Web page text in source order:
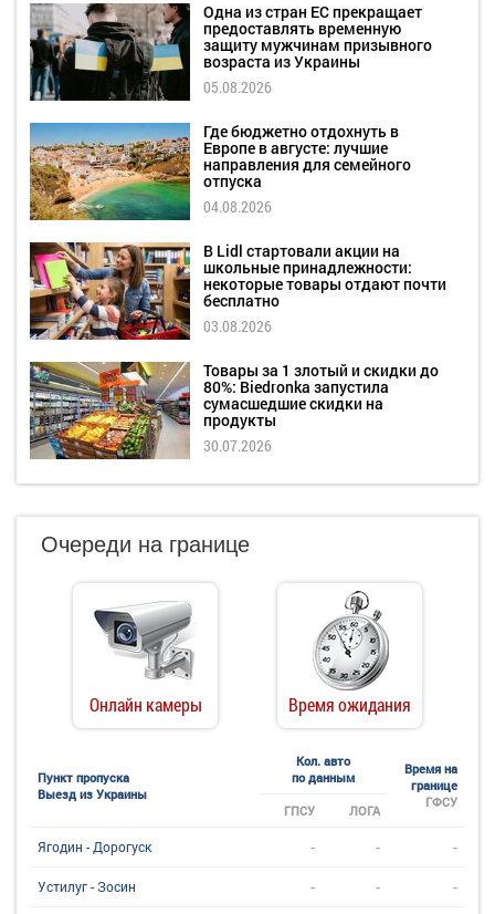
Одна из стран ЕС прекращает
предоставлять временную
защиту мужчинам призывного
возраста из Украины
05.08.2026
Где бюджетно отдохнуть в
Европе в августе: лучшие
направления для семейного
отпуска
04.08.2026
В Lidl стартовали акции на
школьные принадлежности:
некоторые товары отдают почти
бесплатно
03.08.2026
Товары за 1 злотый и скидки до
80%: Biedronka запустила
сумасшедшие скидки на
продукты
30.07.2026
Очереди на границе
Онлайн камеры Время ожидания
Пункт пропуска
Выезд из Украины
Кол. авто
по данным
Время на
границе
ГФСУ
ГПСУ ЛОГА
Ягодин - Дорогуск - - -
Устилуг - Зосин - - -